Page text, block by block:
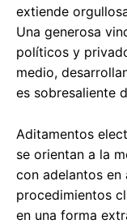
extiende
Una generosa
políticos y
medio,
es sobresaliente
Aditamentos
se orientan a la
con adelantos en
procedimientos
en una forma